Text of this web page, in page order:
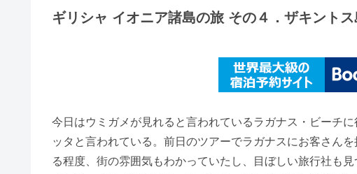
ギリシャ イオニア諸島の旅 その４．ザキント
今日はウミガメが見れると言われているラガナス・ビーチ
ッタと言われている。前日のツアーでラガナスにお客さん
る程度、街の雰囲気もわかっていたし、目ぼしい旅行社も